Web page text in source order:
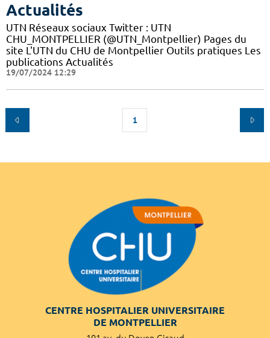
Actualités
UTN Réseaux sociaux Twitter : UTN
CHU_MONTPELLIER (@UTN_Montpellier) Pages du
site L'UTN du CHU de Montpellier Outils pratiques Les
publications Actualités
19/07/2024 12:29
1
CENTRE HOSPITALIER UNIVERSITAIRE
DE MONTPELLIER